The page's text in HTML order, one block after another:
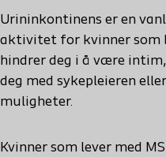
Urininkontinens er en
aktivitet for kvinner som
hindrer deg i å være
deg med sykepleieren
muligheter.
Kvinner som lever med